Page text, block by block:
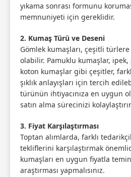
yıkama sonrası formunu
memnuniyeti için gereklidir.
2. Kumaş Türü ve Deseni
Gömlek kumaşları, çeşitli
olabilir. Pamuklu kumaşlar,
koton kumaşlar gibi çeşitler,
şıklık anlayışları için tercih
türünün ihtiyacınıza en uygun
satın alma sürecinizi
3. Fiyat Karşılaştırması
Toptan alımlarda, farklı
tekliflerini karşılaştırmak
kumaşları en uygun fiyatla
araştırması yapmalısınız.